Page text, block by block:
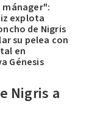
mánager":
explota
de Nigris
su pelea con
en
Génesis
Nigris a